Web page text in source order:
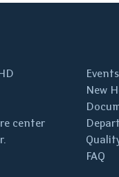
center
Events
New
FAQ